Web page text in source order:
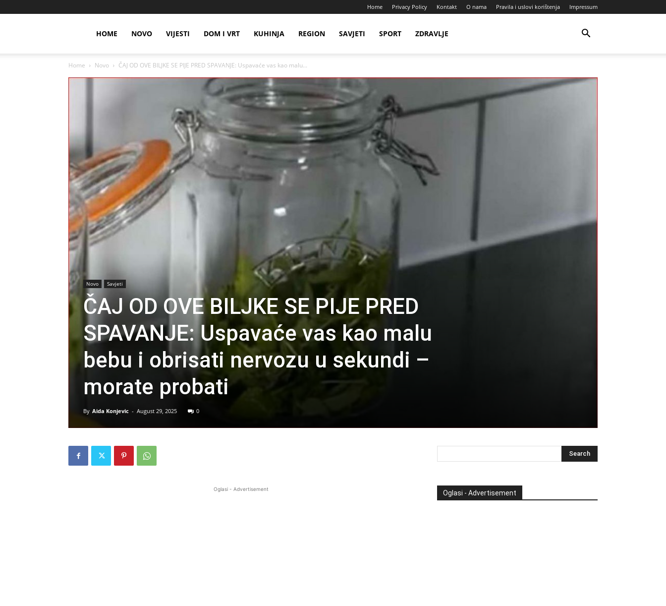
Home Privacy Policy Kontakt O nama Pravila i uslovi korištenja Impressum
HOME NOVO VIJESTI DOM I VRT KUHINJA REGION SAVJETI SPORT ZDRAVLJE
Home Novo ČAJ OD OVE BILJKE SE PIJE PRED SPAVANJE: Uspavaće vas kao malu...
Novo Savjeti
ČAJ OD OVE BILJKE SE PIJE PRED
SPAVANJE: Uspavaće vas kao malu
bebu i obrisati nervozu u sekundi –
morate probati
By Aida Konjevic - August 29, 2025 0
Oglasi - Advertisement Oglasi - Advertisement